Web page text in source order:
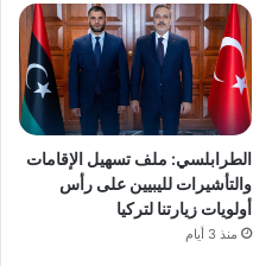
الطرابلسي: ملف تسهيل الإقامات
والتأشيرات لليبيين على رأس
أولويات زيارتنا لتركيا
منذ 3 أيام